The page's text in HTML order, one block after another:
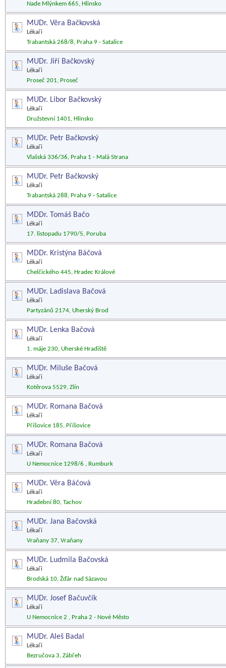
Nade Mlýnkem 665, Hlinsko
MUDr. Věra Bačkovská
Lékaři
Trabantská 268/8, Praha 9 - Satalice
MUDr. Jiří Bačkovský
Lékaři
Proseč 201, Proseč
MUDr. Libor Bačkovský
Lékaři
Družstevní 1401, Hlinsko
MUDr. Petr Bačkovský
Lékaři
Vlašská 336/36, Praha 1 - Malá Strana
MUDr. Petr Bačkovský
Lékaři
Trabantská 288, Praha 9 - Satalice
MDDr. Tomáš Bačo
Lékaři
17. listopadu 1790/5, Poruba
MDDr. Kristýna Báčová
Lékaři
Chelčického 445, Hradec Králové
MUDr. Ladislava Bačová
Lékaři
Partyzánů 2174, Uherský Brod
MUDr. Lenka Bačová
Lékaři
1. máje 230, Uherské Hradiště
MUDr. Miluše Bačová
Lékaři
Kotěrova 5529, Zlín
MUDr. Romana Bačová
Lékaři
Příšovice 185, Příšovice
MUDr. Romana Bačová
Lékaři
U Nemocnice 1298/6 , Rumburk
MUDr. Věra Báčová
Lékaři
Hradební 80, Tachov
MUDr. Jana Bačovská
Lékaři
Vraňany 37, Vraňany
MUDr. Ludmila Bačovská
Lékaři
Brodská 10, Žďár nad Sázavou
MUDr. Josef Bačuvčík
Lékaři
U Nemocnice 2 , Praha 2 - Nové Město
MUDr. Aleš Badal
Lékaři
Bezručova 3, Zábřeh